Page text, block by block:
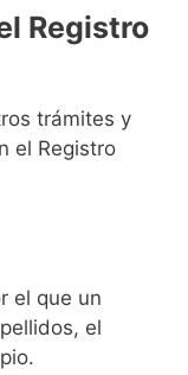
Registro
trámites y
el Registro
el que un
el